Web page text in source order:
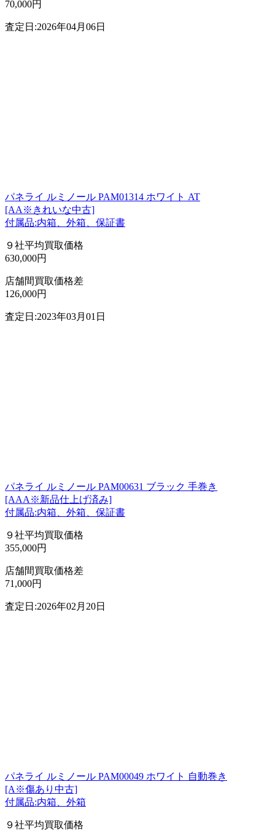
70,000円
査定日:2026年04月06日
パネライ ルミノール PAM01314 ホワイト AT
[AA※きれいな中古]
付属品:内箱、外箱、保証書
９社平均買取価格
630,000円
店舗間買取価格差
126,000円
査定日:2023年03月01日
パネライ ルミノール PAM00631 ブラック 手巻き
[AAA※新品仕上げ済み]
付属品:内箱、外箱、保証書
９社平均買取価格
355,000円
店舗間買取価格差
71,000円
査定日:2026年02月20日
パネライ ルミノール PAM00049 ホワイト 自動巻き
[A※傷あり中古]
付属品:内箱、外箱
９社平均買取価格